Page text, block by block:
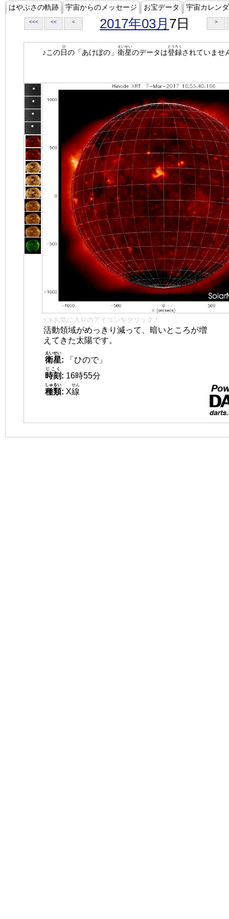
はやぶさの軌跡 宇宙からのメッセージ お宝データ 宇宙カレン
<<< << < 2017年03月 7日 >
♪この日
ひ
の「あけぼの」 衛星
えいせい
のデータは登録
とうろく
されていませ
👈 お気に入りのアイコンをクリック！
活動領域がめっきり減って、暗いところが増
えてきた太陽です。
衛星
えいせい
:
「ひので」
時刻
じこく
: 16時55分
種類
しゅるい
: X線
せん